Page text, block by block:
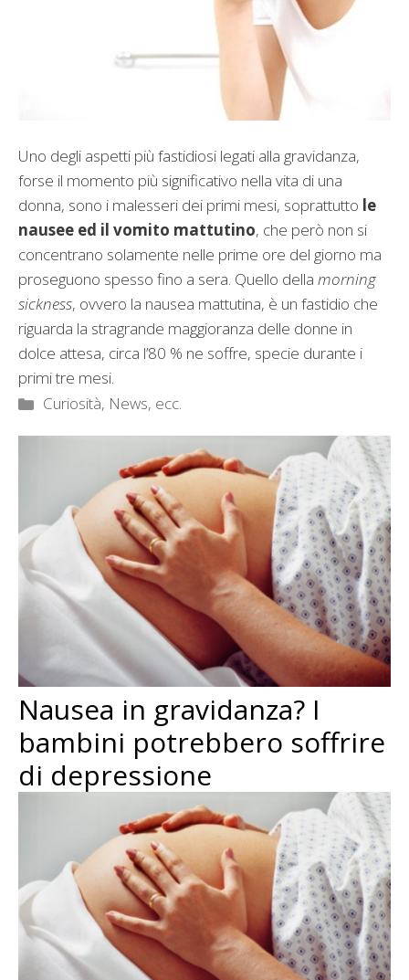
Uno degli aspetti più fastidiosi legati alla gravidanza,
forse il momento più significativo nella vita di una
donna, sono i malesseri dei primi mesi, soprattutto le
nausee ed il vomito mattutino, che però non si
concentrano solamente nelle prime ore del giorno ma
proseguono spesso fino a sera. Quello della morning
sickness, ovvero la nausea mattutina, è un fastidio che
riguarda la stragrande maggioranza delle donne in
dolce attesa, circa l’80 % ne soffre, specie durante i
primi tre mesi.
Categorie
Curiosità, News, ecc.
Nausea in gravidanza? I
bambini potrebbero soffrire
di depressione